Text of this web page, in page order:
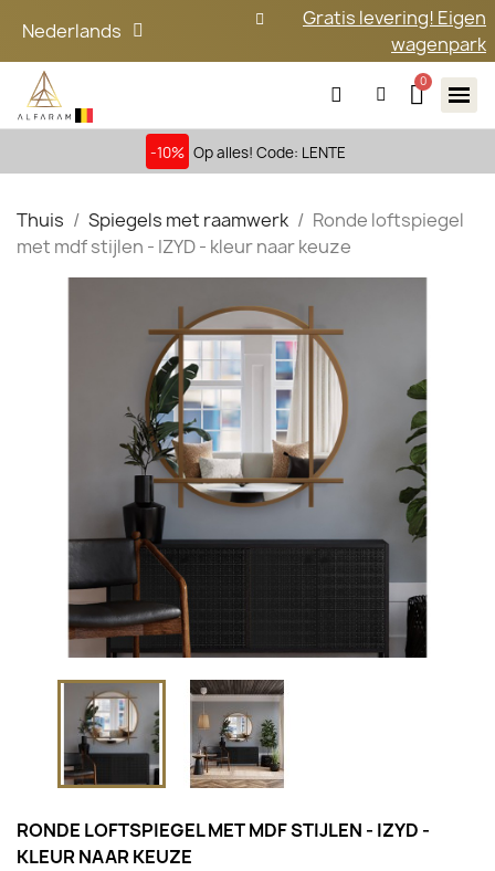
Nederlands
Gratis levering! Eigen
wagenpark
-10% Op alles! Code: LENTE
Thuis Spiegels met raamwerk
Ronde loftspiegel
met mdf stijlen - IZYD - kleur naar keuze
RONDE LOFTSPIEGEL MET MDF STIJLEN - IZYD -
KLEUR NAAR KEUZE